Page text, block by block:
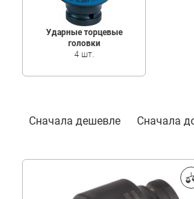
Ударные торцевые
головки
4 шт.
Сначала дешевле Сначала
Фильтр